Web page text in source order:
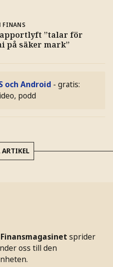
FINANS
”talar för
på säker mark”
och Android - gratis:
podd
ARTIKEL
sprider
oss till den